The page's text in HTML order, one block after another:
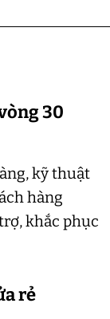
30
kỹ thuật
hàng
khắc phục
rẻ